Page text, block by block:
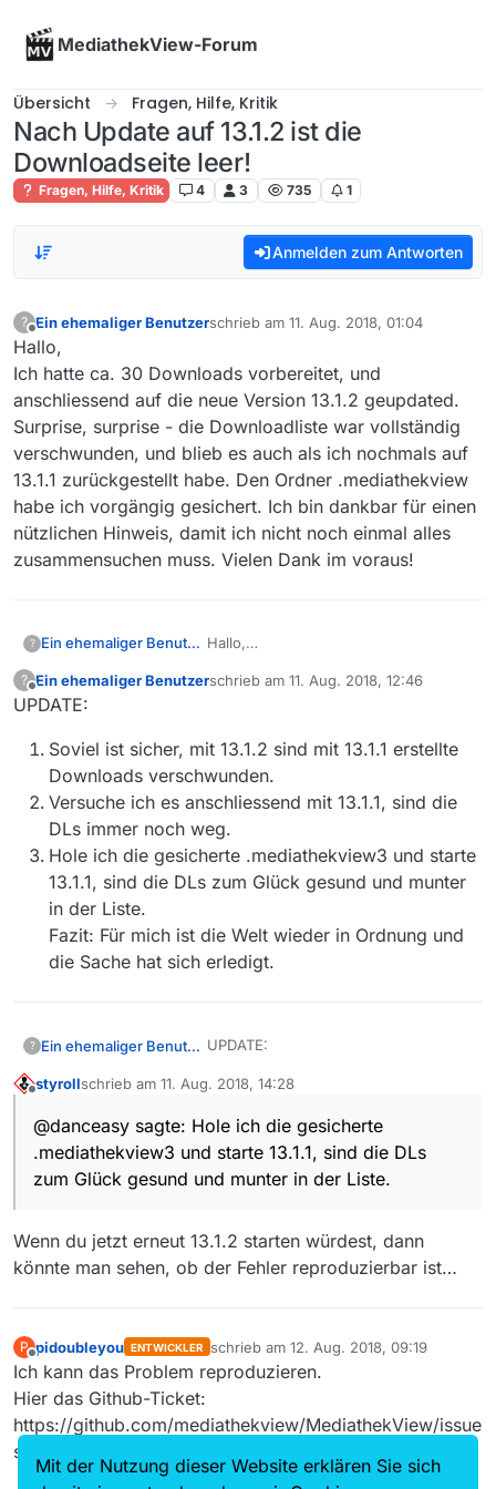
MediathekView-Forum
Übersicht Fragen, Hilfe, Kritik
Nach Update auf 13.1.2 ist die
Downloadseite leer!
Fragen, Hilfe, Kritik 4 3 735 1
Anmelden zum Antworten
?
Offline
Ein ehemaliger Benutzerschrieb am 11. Aug. 2018, 01:04
zuletzt editiert von
Hallo,
Ich hatte ca. 30 Downloads vorbereitet, und
anschliessend auf die neue Version 13.1.2 geupdated.
Surprise, surprise - die Downloadliste war vollständig
verschwunden, und blieb es auch als ich nochmals auf
13.1.1 zurückgestellt habe. Den Ordner .mediathekview
habe ich vorgängig gesichert. Ich bin dankbar für einen
nützlichen Hinweis, damit ich nicht noch einmal alles
zusammensuchen muss. Vielen Dank im voraus!
? Ein ehemaliger Benutzer Hallo,
vorbereitet, und anschliessend auf die
war vollständig verschwunden, und
blieb es auch als ich nochmals auf
.mediathekview habe ich vorgängig
gesichert. Ich bin dankbar für einen
nützlichen Hinweis, damit ich nicht
noch einmal alles zusammensuchen
muss. Vielen Dank im voraus!
?
Offline
Ein ehemaliger Benutzerschrieb am 11. Aug. 2018, 12:46
zuletzt editiert von
UPDATE:
Soviel ist sicher, mit 13.1.2 sind mit 13.1.1 erstellte
Downloads verschwunden.
Versuche ich es anschliessend mit 13.1.1, sind die
DLs immer noch weg.
Hole ich die gesicherte .mediathekview3 und starte
13.1.1, sind die DLs zum Glück gesund und munter
in der Liste.
Fazit: Für mich ist die Welt wieder in Ordnung und
die Sache hat sich erledigt.
? Ein ehemaliger Benutzer UPDATE:
Soviel ist sicher, mit 13.1.2 sind
verschwunden.
Versuche ich es anschliessend
mit 13.1.1, sind die DLs immer
.mediathekview3 und starte
13.1.1, sind die DLs zum Glück
gesund und munter in der Liste.
Sache hat sich erledigt.
styrollschrieb am 11. Aug. 2018, 14:28
zuletzt editiert von
@danceasy sagte: Hole ich die gesicherte
.mediathekview3 und starte 13.1.1, sind die DLs
zum Glück gesund und munter in der Liste.
Wenn du jetzt erneut 13.1.2 starten würdest, dann
könnte man sehen, ob der Fehler reproduzierbar ist…
P
Offline
pidoubleyou ENTWICKLER schrieb am 12. Aug. 2018, 09:19
zuletzt editiert von
Ich kann das Problem reproduzieren.
Hier das Github-Ticket:
https://github.com/mediathekview/MediathekView/issue
s/336
Mit der Nutzung dieser Website erklären Sie sich